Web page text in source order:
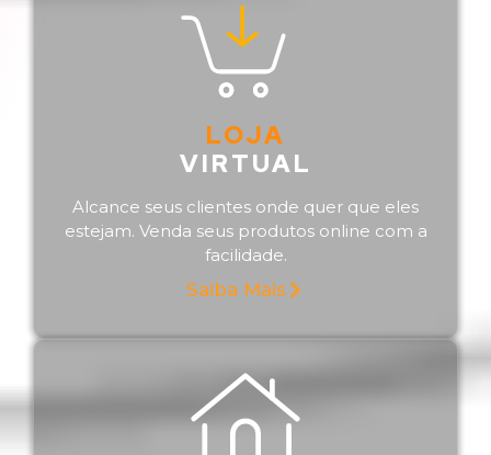
LOJA
VIRTUAL
Alcance seus clientes onde quer que eles
estejam. Venda seus produtos online com a
facilidade.
Saiba Mais